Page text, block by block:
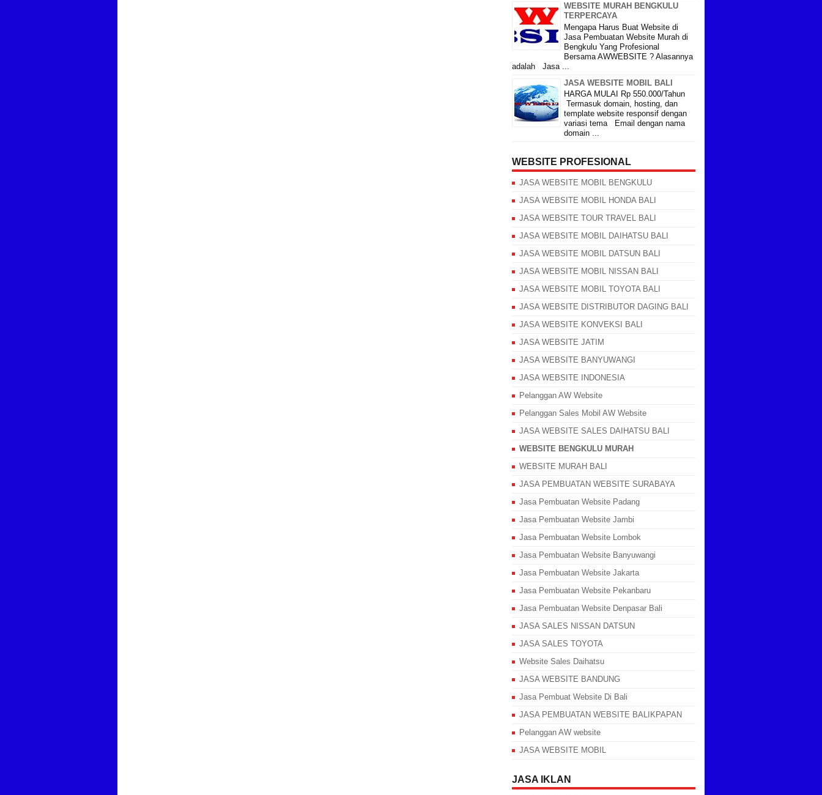
WEBSITE MURAH BENGKULU
TERPERCAYA
Mengapa Harus Buat Website di
Jasa Pembuatan Website Murah di
Bengkulu Yang Profesional
Bersama AWWEBSITE ? Alasannya
adalah Jasa ...
JASA WEBSITE MOBIL BALI
HARGA MULAI Rp 550.000/Tahun
Termasuk domain, hosting, dan
template website responsif dengan
variasi tema Email dengan nama
domain ...
WEBSITE PROFESIONAL
JASA WEBSITE MOBIL BENGKULU
JASA WEBSITE MOBIL HONDA BALI
JASA WEBSITE TOUR TRAVEL BALI
JASA WEBSITE MOBIL DAIHATSU BALI
JASA WEBSITE MOBIL DATSUN BALI
JASA WEBSITE MOBIL NISSAN BALI
JASA WEBSITE MOBIL TOYOTA BALI
JASA WEBSITE DISTRIBUTOR DAGING BALI
JASA WEBSITE KONVEKSI BALI
JASA WEBSITE JATIM
JASA WEBSITE BANYUWANGI
JASA WEBSITE INDONESIA
Pelanggan AW Website
Pelanggan Sales Mobil AW Website
JASA WEBSITE SALES DAIHATSU BALI
WEBSITE BENGKULU MURAH
WEBSITE MURAH BALI
JASA PEMBUATAN WEBSITE SURABAYA
Jasa Pembuatan Website Padang
Jasa Pembuatan Website Jambi
Jasa Pembuatan Website Lombok
Jasa Pembuatan Website Banyuwangi
Jasa Pembuatan Website Jakarta
Jasa Pembuatan Website Pekanbaru
Jasa Pembuatan Website Denpasar Bali
JASA SALES NISSAN DATSUN
JASA SALES TOYOTA
Website Sales Daihatsu
JASA WEBSITE BANDUNG
Jasa Pembuat Website Di Bali
JASA PEMBUATAN WEBSITE BALIKPAPAN
Pelanggan AW website
JASA WEBSITE MOBIL
JASA IKLAN